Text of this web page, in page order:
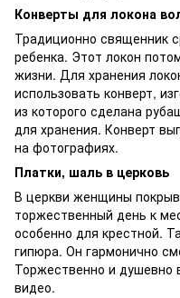
Конверты для локона
Традиционно священник
ребенка. Этот локон
жизни. Для хранения
использовать конверт,
из которого сделана
для хранения. Конверт
на фотографиях.
Платки, шаль в церковь
В церкви женщины
торжественный день к
особенно для крестной.
гипюра. Он гармонично
Торжественно и душевно
видео.